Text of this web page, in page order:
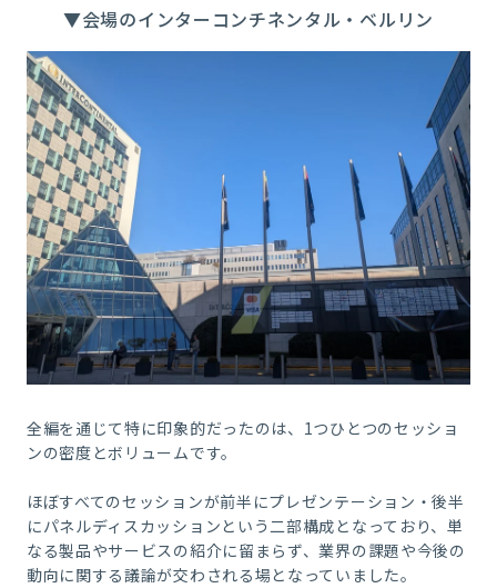
▼会場のインターコンチネンタル・ベルリン
全編を通じて特に印象的だったのは、1つひとつのセッショ
ンの密度とボリュームです。
ほぼすべてのセッションが前半にプレゼンテーション・後半
にパネルディスカッションという二部構成となっており、単
なる製品やサービスの紹介に留まらず、業界の課題や今後の
動向に関する議論が交わされる場となっていました。